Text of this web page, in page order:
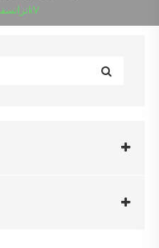
ترانسفورماتور جریان داخلی 0.72-40.5kV